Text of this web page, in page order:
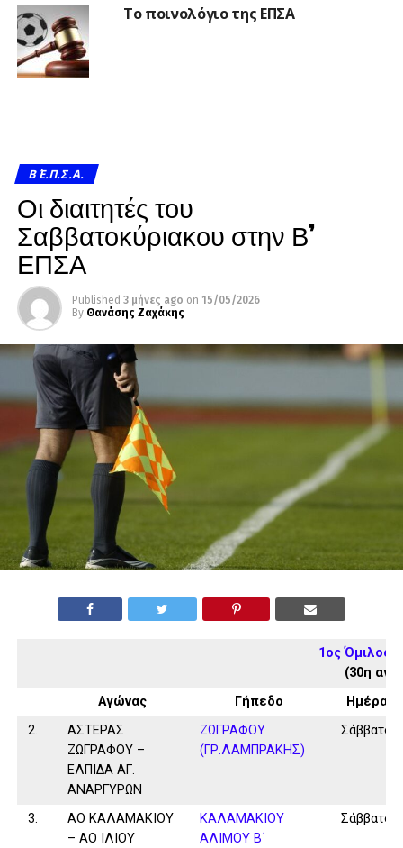
Το ποινολόγιο της ΕΠΣΑ
Β΄ Ε.Π.Σ.Α.
Οι διαιτητές του
Σαββατοκύριακου στην Β’
ΕΠΣΑ
Published 3 μήνες ago on 15/05/2026
By Θανάσης Ζαχάκης
1ος Όμιλος
(30η
Αγώνας
Γήπεδο
Ημέρα
2.
ΑΣΤΕΡΑΣ
ΖΩΓΡΑΦΟΥ –
ΕΛΠΙΔΑ ΑΓ.
ΑΝΑΡΓΥΡΩΝ
ΖΩΓΡΑΦΟΥ
(ΓΡ.ΛΑΜΠΡΑΚΗΣ)
Σάββατο
3.
ΑΟ ΚΑΛΑΜΑΚΙΟΥ
– ΑΟ ΙΛΙΟΥ
ΚΑΛΑΜAKIOY
ΑΛΙΜΟΥ Β΄
Σάββατο